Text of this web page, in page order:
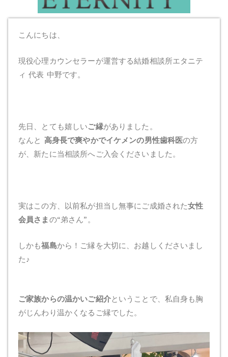
こんにちは、
現役心理カウンセラーが運営する結婚相談所エタニテ
ィ 代表 中野です。
先日、とても嬉しいご縁がありました。
なんと 高身長で爽やかでイケメンの男性歯科医の方
が、新たに当相談所へご入会くださいました。
実はこの方、以前私が担当し無事にご成婚された女性
会員さまの“弟さん”。
しかも福島から！ご縁を大切に、お越しくださいまし
た♪
ご家族からの温かいご紹介ということで、私自身も胸
がじんわり温かくなるご縁でした。